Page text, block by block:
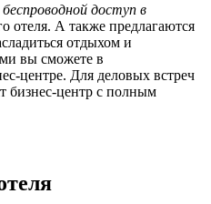
доступ в
отеля. А также предлагаются
отдыхом и
вы сможете в
центре. Для деловых встреч
бизнес-центр с полным